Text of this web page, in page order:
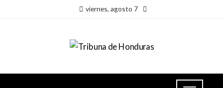
viernes, agosto 7